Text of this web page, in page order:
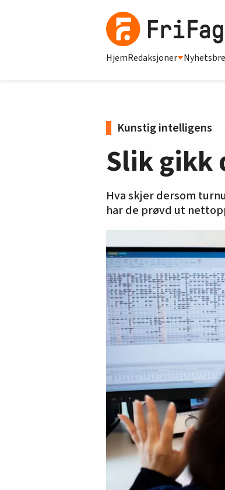
HjemRedaksjoner
Kunstig intelligens
Slik gikk
Hva skjer dersom
har de prøvd ut